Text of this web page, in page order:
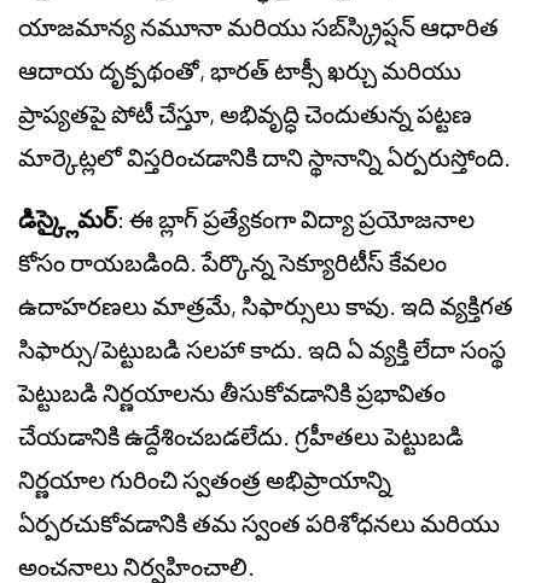
యాజమాన్య నమూనా మరియు సబ్‌స్క్రిప్షన్ ఆధారిత
ఆదాయ దృక్పథంతో, భారత్ టాక్సీ ఖర్చు మరియు
ప్రాప్యతపై పోటీ చేస్తూ, అభివృద్ధి చెందుతున్న పట్టణ
మార్కెట్లలో విస్తరించడానికి దాని స్థానాన్ని ఏర్పరుస్తోంది.
డిస్క్లైమర్: ఈ బ్లాగ్ ప్రత్యేకంగా విద్యా ప్రయోజనాల
కోసం రాయబడింది. పేర్కొన్న సెక్యూరిటీస్ కేవలం
ఉదాహరణలు మాత్రమే, సిఫార్సులు కావు. ఇది వ్యక్తిగత
సిఫార్సు/పెట్టుబడి సలహా కాదు. ఇది ఏ వ్యక్తి లేదా సంస్థ
పెట్టుబడి నిర్ణయాలను తీసుకోవడానికి ప్రభావితం
చేయడానికి ఉద్దేశించబడలేదు. గ్రహీతలు పెట్టుబడి
నిర్ణయాల గురించి స్వతంత్ర అభిప్రాయాన్ని
ఏర్పరచుకోవడానికి తమ స్వంత పరిశోధనలు మరియు
అంచనాలు నిర్వహించాలి.